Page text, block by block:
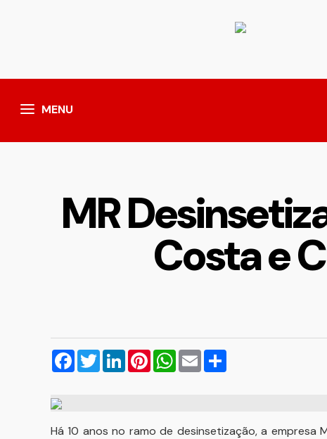
MENU
MR
Costa e
Facebook
TwitterLinkedInPinterestWhatsApp
Email
Há 10 anos no ramo de desinsetização, a empresa